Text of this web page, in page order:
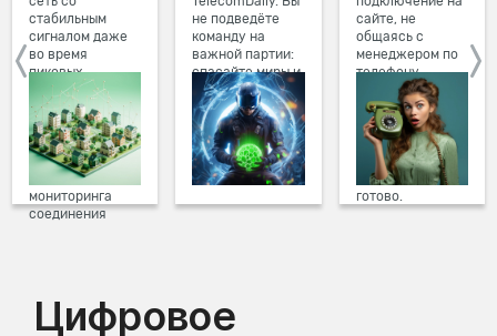
стабильным
сигналом даже
во время
пиковых
нагрузок в
вечернее время.
Мы постоянно
обновляем наше
оборудование в
домах, а система
мониторинга
соединения
не подведёте
команду на
важной партии:
спасайте миры и
побеждайте с
друзьями в
онлайн-играх.
сайте, не
общаясь с
менеджером по
телефону.
Просто в три
клика заполните
форму заявки на
сайте, выберите
дату и время
подключения,
готово.
Цифровое